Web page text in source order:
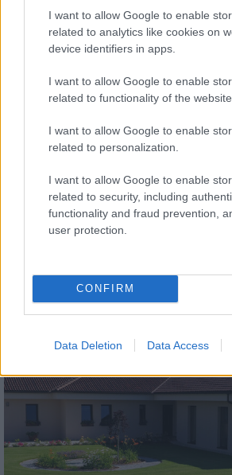
I want to allow Google to enable
related to analytics like cookies on
device identifiers in apps.
I want to allow Google to enable
related to functionality of the
I want to allow Google to enable
related to personalization.
I want to allow Google to enable
related to security, including
functionality and fraud prevention,
user protection.
CONFIRM
Data Deletion Data Access
tetőcserép